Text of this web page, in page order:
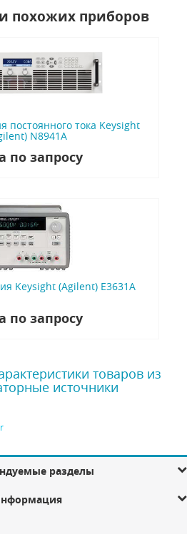
похожих приборов
постоянного тока Keysight
N8941A
по запросу
Keysight (Agilent) E3631A
по запросу
товаров из
источники
разделы